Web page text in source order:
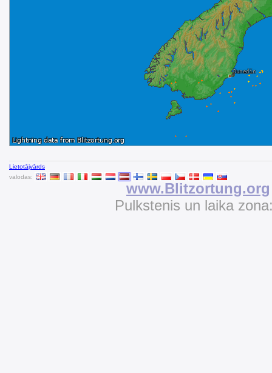
Lietotājvārds
valodas:
www.Blitzortung.org
Pulkstenis un laika